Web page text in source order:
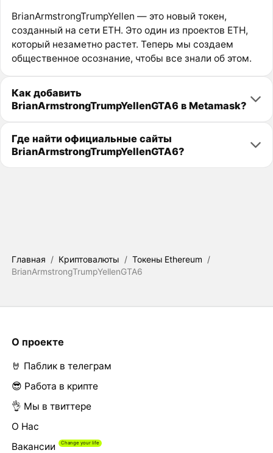
BrianArmstrongTrumpYellen — это новый токен,
созданный на сети ETH. Это один из проектов ETH,
который незаметно растет. Теперь мы создаем
общественное осознание, чтобы все знали об этом.
Как добавить
BrianArmstrongTrumpYellenGTA6 в Metamask?
Где найти официальные сайты
BrianArmstrongTrumpYellenGTA6?
Главная / Криптовалюты / Токены Ethereum /
BrianArmstrongTrumpYellenGTA6
О проекте
🤘 Паблик в телеграм
😎 Работа в крипте
👌 Мы в твиттере
О Нас
Вакансии